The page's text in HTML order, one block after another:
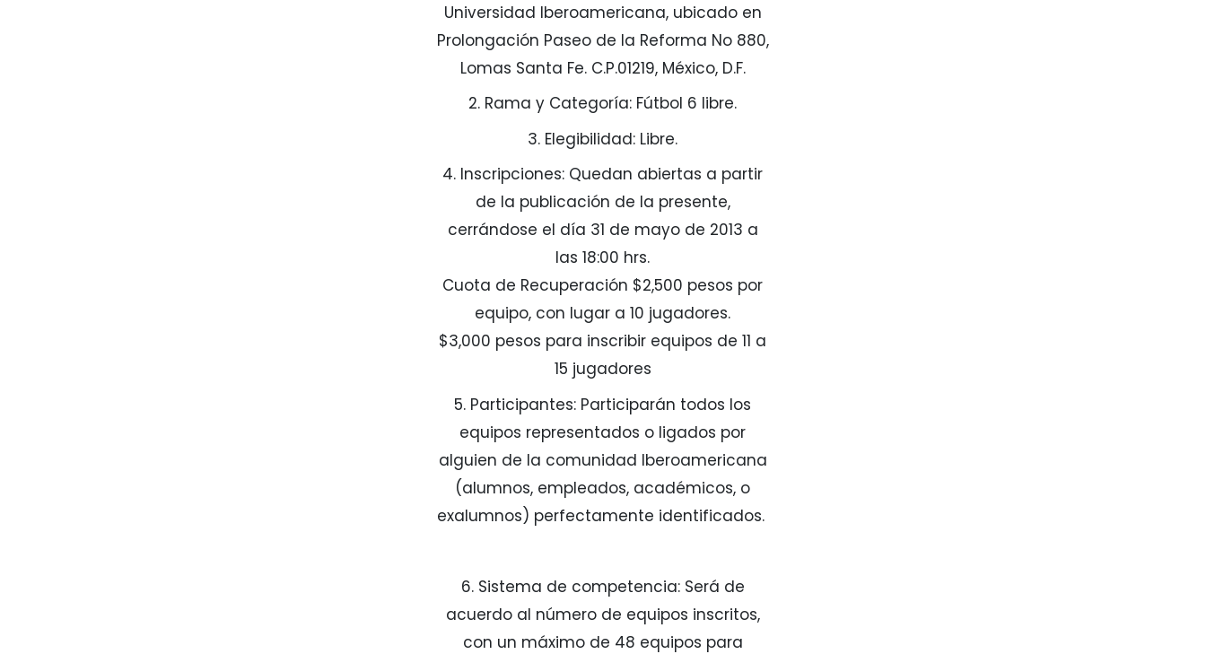
Universidad Iberoamericana, ubicado en
Prolongación Paseo de la Reforma No 880,
Lomas Santa Fe. C.P.01219, México, D.F.
2. Rama y Categoría: Fútbol 6 libre.
3. Elegibilidad: Libre.
4. Inscripciones: Quedan abiertas a partir
de la publicación de la presente,
cerrándose el día 31 de mayo de 2013 a
las 18:00 hrs.
Cuota de Recuperación $2,500 pesos por
equipo, con lugar a 10 jugadores.
$3,000 pesos para inscribir equipos de 11 a
15 jugadores
5. Participantes: Participarán todos los
equipos representados o ligados por
alguien de la comunidad Iberoamericana
(alumnos, empleados, académicos, o
exalumnos) perfectamente identificados.
6. Sistema de competencia: Será de
acuerdo al número de equipos inscritos,
con un máximo de 48 equipos para